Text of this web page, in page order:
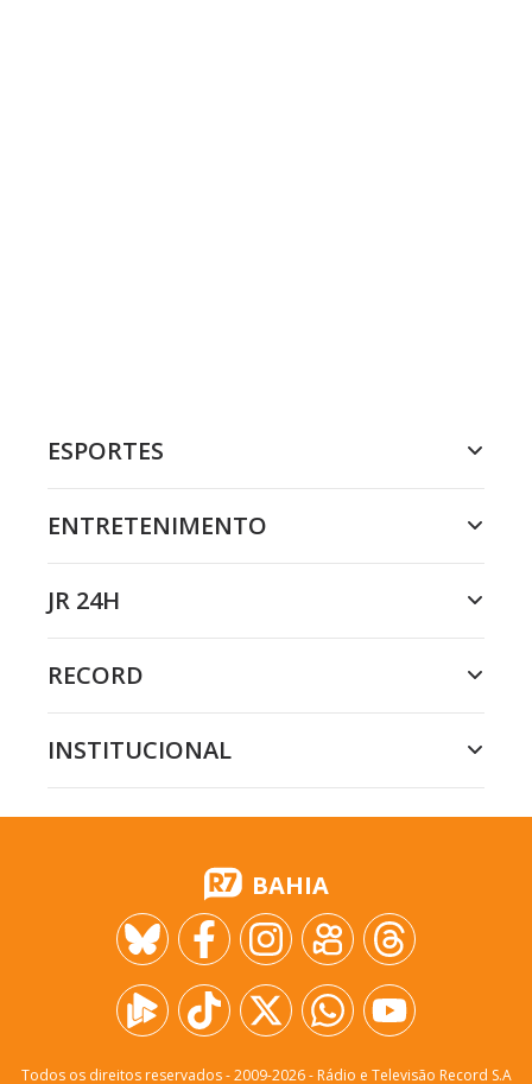
ESPORTES
ENTRETENIMENTO
JR 24H
RECORD
INSTITUCIONAL
BAHIA
Todos os direitos reservados - 2009-2026- Rádio e Televisão Record S.A